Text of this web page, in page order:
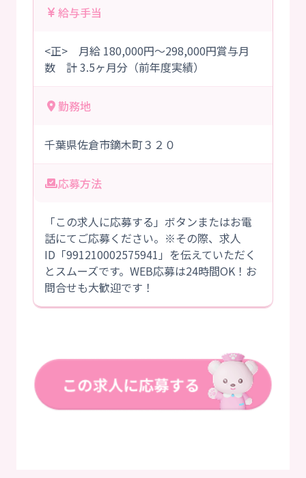
給与手当
<正> 月給 180,000円～298,000円賞与月
数 計 3.5ヶ月分（前年度実績）
勤務地
千葉県佐倉市鏑木町３２０
応募方法
「この求人に応募する」ボタンまたはお電
話にてご応募ください。※その際、求人
ID「991210002575941」を伝えていただく
とスムーズです。WEB応募は24時間OK！お
問合せも大歓迎です！